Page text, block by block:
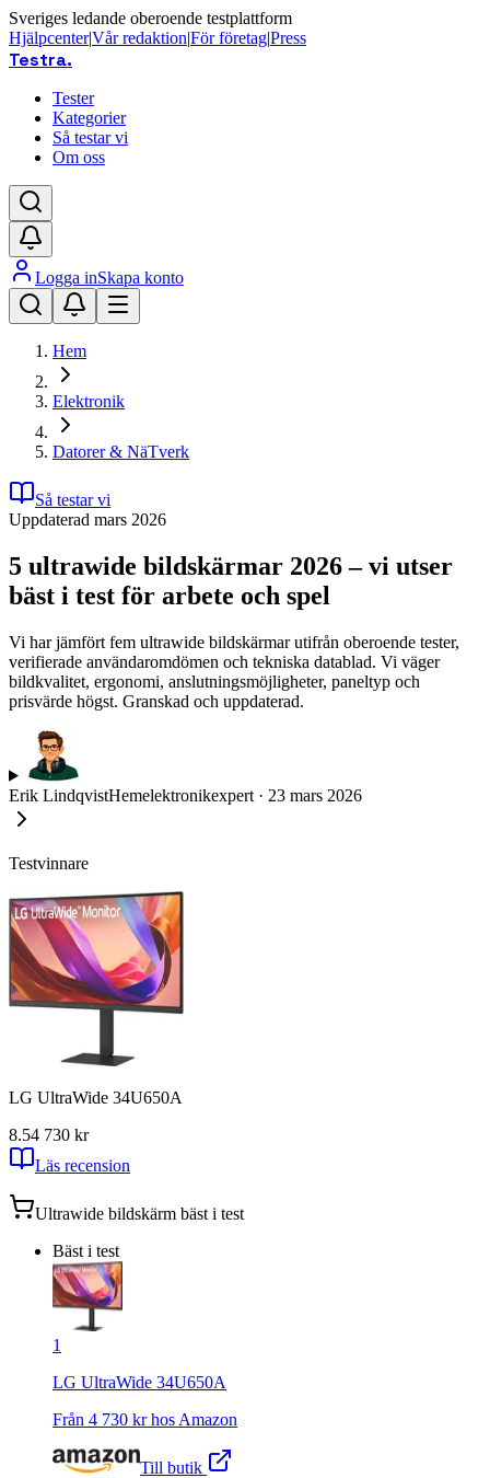
Sveriges ledande oberoende testplattform
Hjälpcenter|Vår redaktion|För företag|Press
Testra.
Tester
Kategorier
Så testar vi
Om oss
Logga inSkapa konto
Hem
Elektronik
Datorer & NäTverk
Så testar vi
Uppdaterad mars 2026
5 ultrawide bildskärmar 2026 – vi utser
bäst i test för arbete och spel
Vi har jämfört fem ultrawide bildskärmar utifrån oberoende tester,
verifierade användaromdömen och tekniska datablad. Vi väger
bildkvalitet, ergonomi, anslutningsmöjligheter, paneltyp och
prisvärde högst. Granskad och uppdaterad.
Erik LindqvistHemelektronikexpert · 23 mars 2026
Testvinnare
LG UltraWide 34U650A
8.54 730 kr
Läs recension
Ultrawide bildskärm bäst i test
Bäst i test
1
LG UltraWide 34U650A
Från 4 730 kr hos Amazon
Till butik